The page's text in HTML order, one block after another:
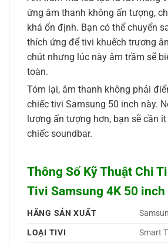
ứng âm thanh không ấn tượng,
khá ổn định. Bạn có thể chuyển
thích ứng để tivi khuếch trương
chút nhưng lúc này âm trầm sẽ
toàn.
Tóm lại, âm thanh không phải
chiếc tivi Samsung 50 inch này.
lượng ấn tượng hơn, bạn sẽ cần
chiếc soundbar.
Thông Số Kỹ Thuật Chi
Tivi Samsung 4K 50 inch
HÃNG SẢN XUẤT
LOẠI TIVI
Smart